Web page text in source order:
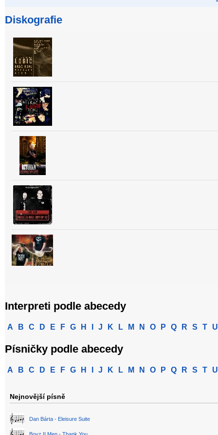
Diskografie
Interpreti podle abecedy
A B C D E F G H J K L M N O P Q R S T U
Písničky podle abecedy
A B C D E F G H J K L M N O P Q R S T U
Nejnovější písně
Dan Bárta - Eleisure Suite
Boyz II Men - Thank You